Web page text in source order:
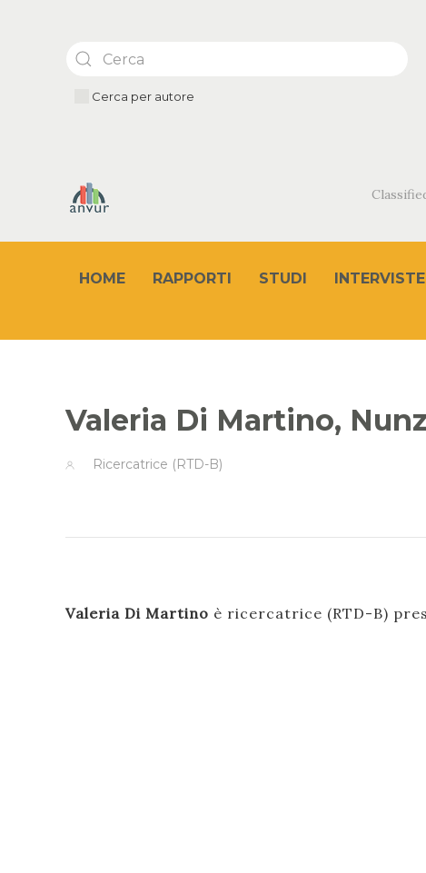
Cerca per autore
HOME RAPPORTI STUDI INTERVISTE
Valeria Di Martino,
Ricercatrice (RTD-B)
Valeria Di Martino è ricercatrice (RTD-B)